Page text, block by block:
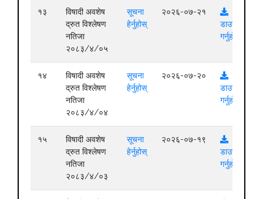
१३
विषादी अवशेष
द्रुत विश्लेषण
नतिजा
२०८३/४/०५
सूचना
हेर्नुहोस्
२०२६-०७-२१
डाउनलोड
गर्नुहोस्
१४
विषादी अवशेष
द्रुत विश्लेषण
नतिजा
२०८३/४/०४
सूचना
हेर्नुहोस्
२०२६-०७-२०
डाउनलोड
गर्नुहोस्
१५
विषादी अवशेष
द्रुत विश्लेषण
नतिजा
२०८३/४/०३
सूचना
हेर्नुहोस्
२०२६-०७-१९
डाउनलोड
गर्नुहोस्